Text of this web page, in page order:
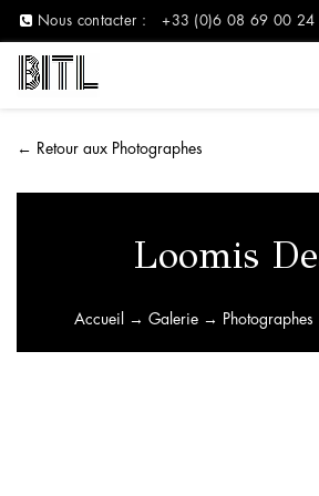
Nous contacter : +33 (0)6 08 69 00 24
← Retour aux Photographes
Loomis
Accueil → Galerie→ Photographes